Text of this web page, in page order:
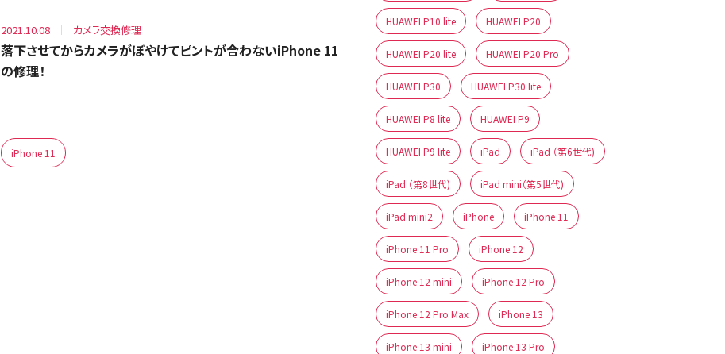
2021.10.08 カメラ交換修理
落下させてからカメラがぼやけてピントが合わないiPhone 11
の修理！
iPhone 11
HUAWEI P10 lite HUAWEI P20
HUAWEI P20 lite HUAWEI P20 Pro
HUAWEI P30 HUAWEI P30 lite
HUAWEI P8 lite HUAWEI P9
HUAWEI P9 lite iPad iPad （第6世代)
iPad （第8世代) iPad mini（第5世代)
iPad mini2 iPhone iPhone 11
iPhone 11 Pro iPhone 12
iPhone 12 mini iPhone 12 Pro
iPhone 12 Pro Max iPhone 13
iPhone 13 mini iPhone 13 Pro